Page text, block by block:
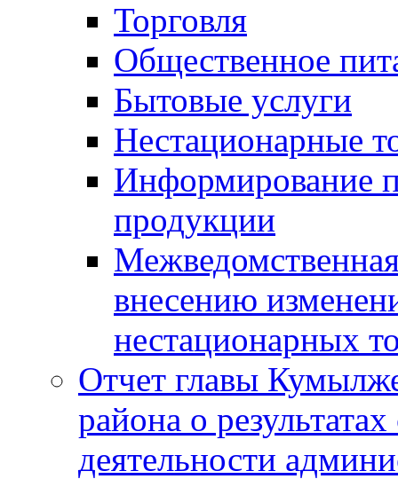
Торговля
Общественное
Бытовые услуги
Нестационарные
Информирование
продукции
внесению
нестационарных
Отчет главы
района о
деятельности